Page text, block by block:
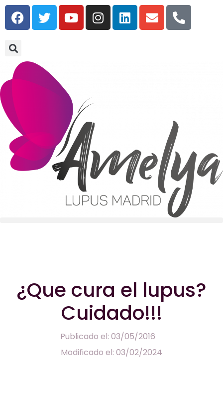
¿Que cura el lupus?
Cuidado!!!
Publicado el: 03/05/2016
Modificado el: 03/02/2024